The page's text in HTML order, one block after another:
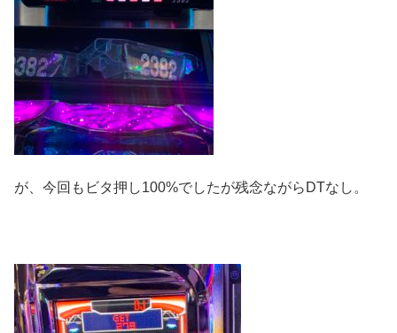
が、今回もビタ押し100%でしたが残念ながらDTなし。